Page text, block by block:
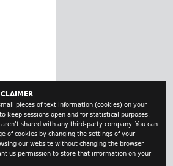
pieces of text information (cookies) on your
keep sessions open and for statistical purposes.
shared with any third-party company. You can
of cookies by changing the settings of your
our website without changing the browser
us permission to store that information on your